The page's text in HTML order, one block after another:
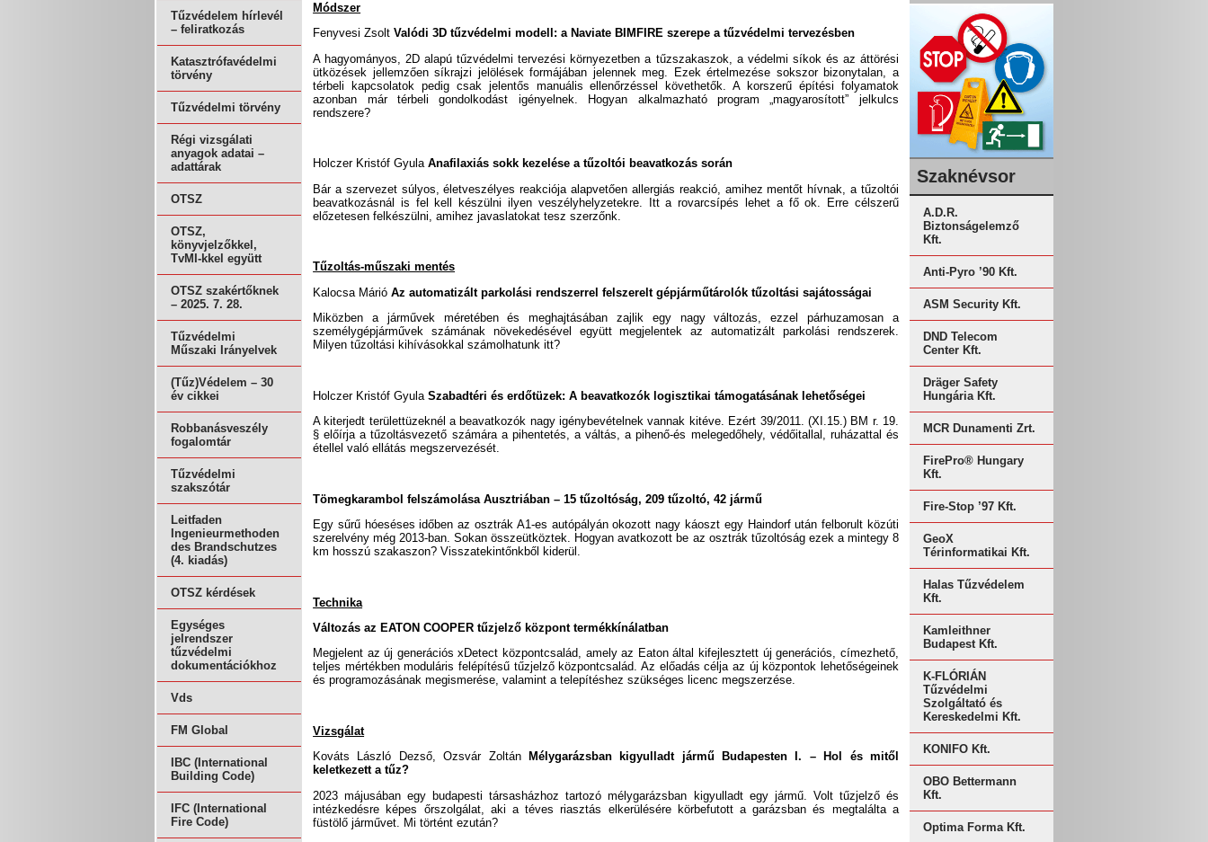
Tűzvédelem hírlevél
– feliratkozás
Katasztrófavédelmi
törvény
Tűzvédelmi törvény
Régi vizsgálati
anyagok adatai –
adattárak
OTSZ
OTSZ,
könyvjelzőkkel,
TvMI-kkel együtt
OTSZ szakértőknek
– 2025. 7. 28.
Tűzvédelmi
Műszaki Irányelvek
(Tűz)Védelem – 30
év cikkei
Robbanásveszély
fogalomtár
Tűzvédelmi
szakszótár
Leitfaden
Ingenieurmethoden
des Brandschutzes
(4. kiadás)
OTSZ kérdések
Egységes
jelrendszer
tűzvédelmi
dokumentációkhoz
Vds
FM Global
IBC (International
Building Code)
IFC (International
Fire Code)
Módszer
Fenyvesi ZsoltValódi 3D tűzvédelmi modell: a Naviate BIMFIRE szerepe a tűzvédelmi tervezésben
A hagyományos, 2D alapú tűzvédelmi tervezési környezetben a tűzszakaszok, a védelmi síkok és az áttörési
ütközések jellemzően síkrajzi jelölések formájában jelennek meg. Ezek értelmezése sokszor bizonytalan, a
térbeli kapcsolatok pedig csak jelentős manuális ellenőrzéssel követhetők. A korszerű építési folyamatok
azonban már térbeli gondolkodást igényelnek. Hogyan alkalmazható program „magyarosított” jelkulcs
rendszere?
Holczer Kristóf GyulaAnafilaxiás sokk kezelése a tűzoltói beavatkozás során
Bár a szervezet súlyos, életveszélyes reakciója alapvetően allergiás reakció, amihez mentőt hívnak, a tűzoltói
beavatkozásnál is fel kell készülni ilyen veszélyhelyzetekre. Itt a rovarcsípés lehet a fő ok. Erre célszerű
előzetesen felkészülni, amihez javaslatokat tesz szerzőnk.
Tűzoltás-műszaki mentés
Kalocsa MárióAz automatizált parkolási rendszerrel felszerelt gépjárműtárolók tűzoltási sajátosságai
Miközben a járművek méretében és meghajtásában zajlik egy nagy változás, ezzel párhuzamosan a
személygépjárművek számának növekedésével együtt megjelentek az automatizált parkolási rendszerek.
Milyen tűzoltási kihívásokkal számolhatunk itt?
Holczer Kristóf GyulaSzabadtéri és erdőtüzek: A beavatkozók logisztikai támogatásának lehetőségei
A kiterjedt területtüzeknél a beavatkozók nagy igénybevételnek vannak kitéve. Ezért 39/2011. (XI.15.) BM r. 19.
§ előírja a tűzoltásvezető számára a pihentetés, a váltás, a pihenő-és melegedőhely, védőitallal, ruházattal és
étellel való ellátás megszervezését.
Tömegkarambol felszámolása Ausztriában – 15 tűzoltóság, 209 tűzoltó, 42 jármű
Egy sűrű hóeséses időben az osztrák A1-es autópályán okozott nagy káoszt egy Haindorf után felborult közúti
szerelvény még 2013-ban. Sokan összeütköztek. Hogyan avatkozott be az osztrák tűzoltóság ezek a mintegy 8
km hosszú szakaszon? Visszatekintőnkből kiderül.
Technika
Változás az EATON COOPER tűzjelző központ termékkínálatban
Megjelent az új generációs xDetect központcsalád, amely az Eaton által kifejlesztett új generációs, címezhető,
teljes mértékben moduláris felépítésű tűzjelző központcsalád. Az előadás célja az új központok lehetőségeinek
és programozásának megismerése, valamint a telepítéshez szükséges licenc megszerzése.
Vizsgálat
Kováts László Dezső, Ozsvár Zoltán
Mélygarázsban kigyulladt jármű Budapesten I. – Hol és mitől
keletkezett a tűz?
2023 májusában egy budapesti társasházhoz tartozó mélygarázsban kigyulladt egy jármű. Volt tűzjelző és
intézkedésre képes őrszolgálat, aki a téves riasztás elkerülésére körbefutott a garázsban és megtalálta a
füstölő járművet. Mi történt ezután?
Szaknévsor
A.D.R.
Biztonságelemző
Kft.
Anti-Pyro ’90 Kft.
ASM Security Kft.
DND Telecom
Center Kft.
Dräger Safety
Hungária Kft.
MCR Dunamenti Zrt.
FirePro® Hungary
Kft.
Fire-Stop ’97 Kft.
GeoX
Térinformatikai Kft.
Halas Tűzvédelem
Kft.
Kamleithner
Budapest Kft.
K-FLÓRIÁN
Tűzvédelmi
Szolgáltató és
Kereskedelmi Kft.
KONIFO Kft.
OBO Bettermann
Kft.
Optima Forma Kft.